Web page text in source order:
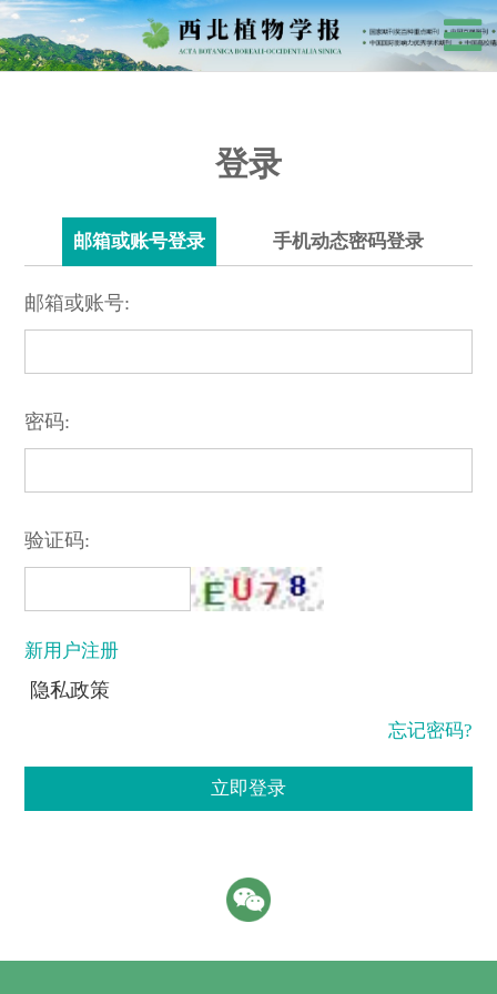
登录
邮箱或账号登录 手机动态密码登录
邮箱或账号:
密码:
验证码:
新用户注册
隐私政策
忘记密码?
立即登录